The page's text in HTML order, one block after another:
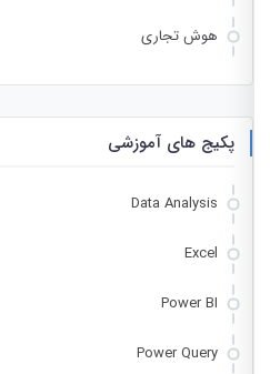
هوش تجاری
پکیج های آموزشی
Data Analysis
Excel
Power BI
Power Query